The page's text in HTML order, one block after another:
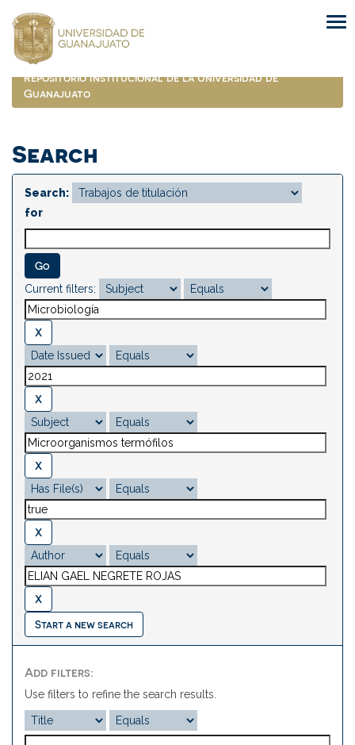
navigation
Repositorio Institucional de la Universidad de
Guanajuato
Search
Search:
for
Current filters:
Start a new search
Add filters:
Use filters to refine the search results.